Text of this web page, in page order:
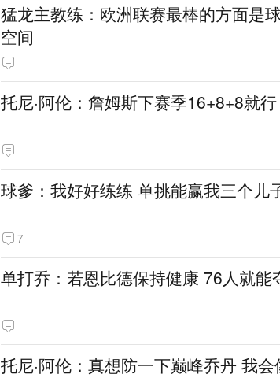
猛龙主教练：欧洲联赛最棒的方面是
空间
托尼·阿伦：詹姆斯下赛季16+8+8就
球爹：我好好练练 单挑能赢我三个儿
7
单打乔：若恩比德保持健康 76人就能
托尼·阿伦：真想防一下巅峰乔丹 我